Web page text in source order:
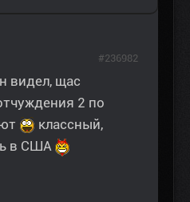
видел, щас
2 по
классный,
в США
#236982